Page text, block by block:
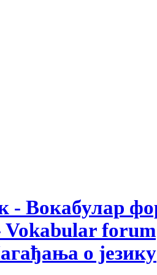
- Вокабулар
Vokabular forum
о језику